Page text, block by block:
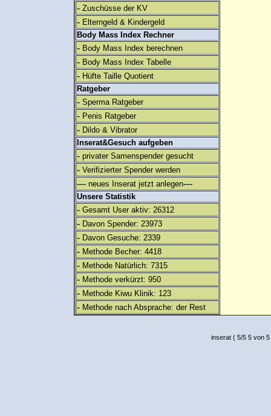
- Zuschüsse der KV
- Elterngeld & Kindergeld
Body Mass Index Rechner
- Body Mass Index berechnen
- Body Mass Index Tabelle
- Hüfte Taille Quotient
Ratgeber
- Sperma Ratgeber
- Penis Ratgeber
- Dildo & Vibrator
Inserat&Gesuch aufgeben
- privater Samenspender gesucht
- Verifizierter Spender werden
--- neues Inserat jetzt anlegen---
Unsere Statistik
- Gesamt User aktiv: 26312
- Davon Spender: 23973
- Davon Gesuche: 2339
- Methode Becher: 4418
- Methode Natürlich: 7315
- Methode verkürzt: 950
- Methode Kiwu Klinik: 123
- Methode nach Absprache: der Rest
inserat( 5/5 5 von 5